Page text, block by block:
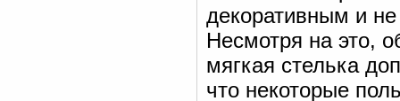
декоративным и
Несмотря на это,
мягкая стелька
что некоторые